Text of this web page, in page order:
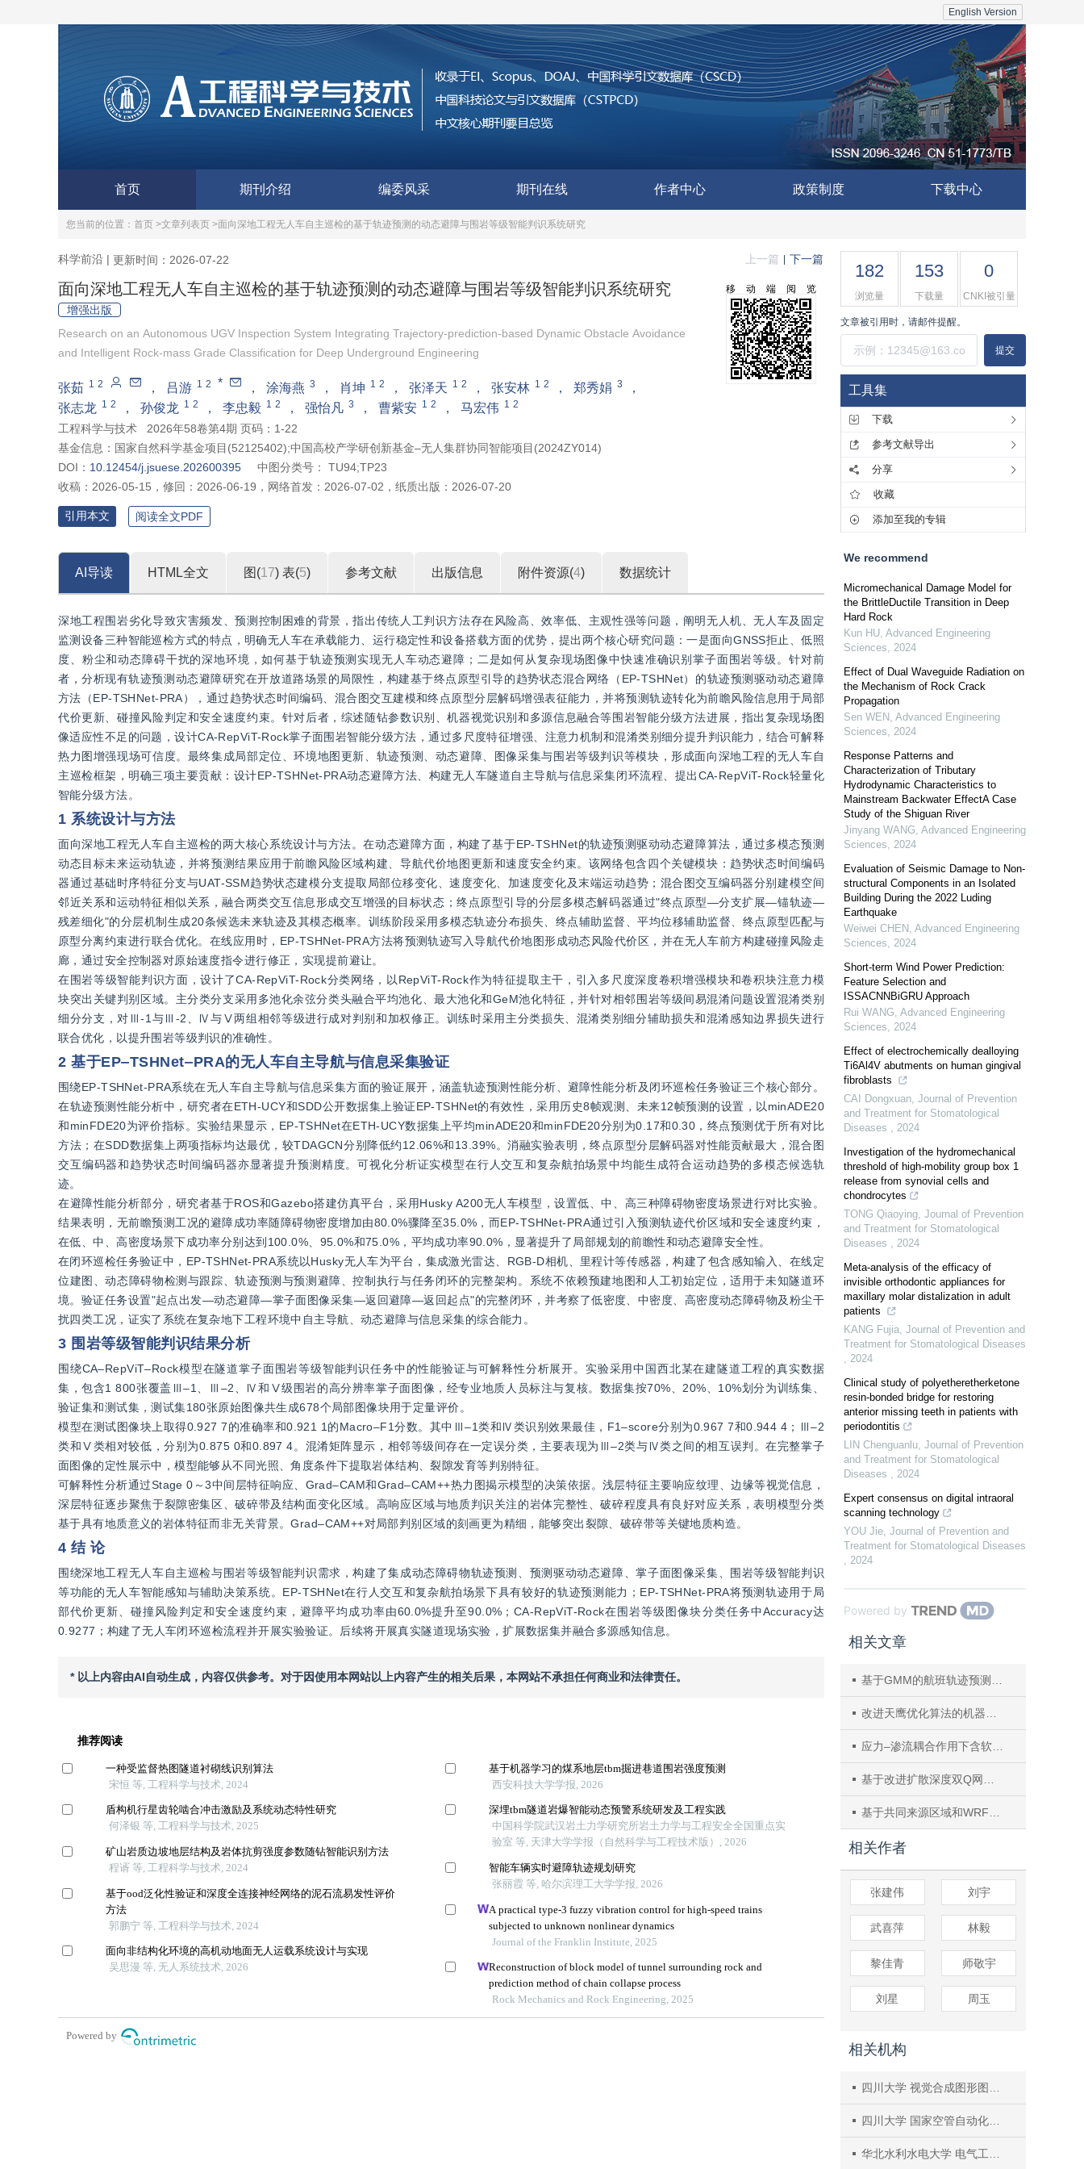
English Version
首页 期刊介绍 编委风采 期刊在线 作者中心 政策制度 下载中心
您当前的位置： 首页 >文章列表页 >面向深地工程无人车自主巡检的基于轨迹预测的动态避障与围岩等级智能判识系统研究
科学前沿 | 更新时间：2026-07-22 上一篇 下一篇
面向深地工程无人车自主巡检的基于轨迹预测的动态避障与围岩等级智能判识系统研究
增强出版
Research on an Autonomous UGV Inspection System Integrating Trajectory-prediction-based Dynamic Obstacle Avoidance
and Intelligent Rock-mass Grade Classification for Deep Underground Engineering
张茹 1 2 ， 吕游 1 2 * ， 涂海燕 3 ， 肖坤 1 2 ， 张泽天 1 2 ， 张安林 1 2 ， 郑秀娟 3
，
张志龙 1 2 ， 孙俊龙 1 2 ， 李忠毅 1 2 ， 强怡凡 3 ， 曹紫安 1 2 ， 马宏伟 1 2
工程科学与技术
2026年58卷第4期 页码：1-22
基金信息： 国家自然科学基金项目(52125402);中国高校产学研创新基金‒无人集群协同智能项目(2024ZY014)
DOI： 10.12454/j.jsuese.202600395 中图分类号：
TU94;TP23
收稿： 2026-05-15 ， 修回： 2026-06-19 ， 网络首发： 2026-07-02 ， 纸质出版： 2026-07-20
移动端阅览
引用本文 阅读全文PDF
AI导读 HTML全文 图(17) 表(5) 参考文献 出版信息 附件资源(4) 数据统计
深地工程围岩劣化导致灾害频发、预测控制困难的背景，指出传统人工判识方法存在风险高、效率低、主观性强等问题，阐明无人机、无人车及固定
监测设备三种智能巡检方式的特点，明确无人车在承载能力、运行稳定性和设备搭载方面的优势，提出两个核心研究问题：一是面向GNSS拒止、低照
度、粉尘和动态障碍干扰的深地环境，如何基于轨迹预测实现无人车动态避障；二是如何从复杂现场图像中快速准确识别掌子面围岩等级。针对前
者，分析现有轨迹预测动态避障研究在开放道路场景的局限性，构建基于终点原型引导的趋势状态混合网络（EP-TSHNet）的轨迹预测驱动动态避障
方法（EP-TSHNet-PRA），通过趋势状态时间编码、混合图交互建模和终点原型分层解码增强表征能力，并将预测轨迹转化为前瞻风险信息用于局部
代价更新、碰撞风险判定和安全速度约束。针对后者，综述随钻参数识别、机器视觉识别和多源信息融合等围岩智能分级方法进展，指出复杂现场图
像适应性不足的问题，设计CA-RepViT-Rock掌子面围岩智能分级方法，通过多尺度特征增强、注意力机制和混淆类别细分提升判识能力，结合可解释
热力图增强现场可信度。最终集成局部定位、环境地图更新、轨迹预测、动态避障、图像采集与围岩等级判识等模块，形成面向深地工程的无人车自
主巡检框架，明确三项主要贡献：设计EP-TSHNet-PRA动态避障方法、构建无人车隧道自主导航与信息采集闭环流程、提出CA-RepViT-Rock轻量化
智能分级方法。
1 系统设计与方法
面向深地工程无人车自主巡检的两大核心系统设计与方法。在动态避障方面，构建了基于EP-TSHNet的轨迹预测驱动动态避障算法，通过多模态预测
动态目标未来运动轨迹，并将预测结果应用于前瞻风险区域构建、导航代价地图更新和速度安全约束。该网络包含四个关键模块：趋势状态时间编码
器通过基础时序特征分支与UAT-SSM趋势状态建模分支提取局部位移变化、速度变化、加速度变化及末端运动趋势；混合图交互编码器分别建模空间
邻近关系和运动特征相似关系，融合两类交互信息形成交互增强的目标状态；终点原型引导的分层多模态解码器通过"终点原型—分支扩展—锚轨迹—
残差细化"的分层机制生成20条候选未来轨迹及其模态概率。训练阶段采用多模态轨迹分布损失、终点辅助监督、平均位移辅助监督、终点原型匹配与
原型分离约束进行联合优化。在线应用时，EP-TSHNet-PRA方法将预测轨迹写入导航代价地图形成动态风险代价区，并在无人车前方构建碰撞风险走
廊，通过安全控制器对原始速度指令进行修正，实现提前避让。
在围岩等级智能判识方面，设计了CA-RepViT-Rock分类网络，以RepViT-Rock作为特征提取主干，引入多尺度深度卷积增强模块和卷积块注意力模
块突出关键判别区域。主分类分支采用多池化余弦分类头融合平均池化、最大池化和GeM池化特征，并针对相邻围岩等级间易混淆问题设置混淆类别
细分分支，对Ⅲ-1与Ⅲ-2、Ⅳ与Ⅴ两组相邻等级进行成对判别和加权修正。训练时采用主分类损失、混淆类别细分辅助损失和混淆感知边界损失进行
联合优化，以提升围岩等级判识的准确性。
2 基于EP‒TSHNet‒PRA的无人车自主导航与信息采集验证
围绕EP-TSHNet-PRA系统在无人车自主导航与信息采集方面的验证展开，涵盖轨迹预测性能分析、避障性能分析及闭环巡检任务验证三个核心部分。
在轨迹预测性能分析中，研究者在ETH-UCY和SDD公开数据集上验证EP-TSHNet的有效性，采用历史8帧观测、未来12帧预测的设置，以minADE20
和minFDE20为评价指标。实验结果显示，EP-TSHNet在ETH-UCY数据集上平均minADE20和minFDE20分别为0.17和0.30，终点预测优于所有对比
方法；在SDD数据集上两项指标均达最优，较TDAGCN分别降低约12.06%和13.39%。消融实验表明，终点原型分层解码器对性能贡献最大，混合图
交互编码器和趋势状态时间编码器亦显著提升预测精度。可视化分析证实模型在行人交互和复杂航拍场景中均能生成符合运动趋势的多模态候选轨
迹。
在避障性能分析部分，研究者基于ROS和Gazebo搭建仿真平台，采用Husky A200无人车模型，设置低、中、高三种障碍物密度场景进行对比实验。
结果表明，无前瞻预测工况的避障成功率随障碍物密度增加由80.0%骤降至35.0%，而EP-TSHNet-PRA通过引入预测轨迹代价区域和安全速度约束，
在低、中、高密度场景下成功率分别达到100.0%、95.0%和75.0%，平均成功率90.0%，显著提升了局部规划的前瞻性和动态避障安全性。
在闭环巡检任务验证中，EP-TSHNet-PRA系统以Husky无人车为平台，集成激光雷达、RGB-D相机、里程计等传感器，构建了包含感知输入、在线定
位建图、动态障碍物检测与跟踪、轨迹预测与预测避障、控制执行与任务闭环的完整架构。系统不依赖预建地图和人工初始定位，适用于未知隧道环
境。验证任务设置"起点出发—动态避障—掌子面图像采集—返回避障—返回起点"的完整闭环，并考察了低密度、中密度、高密度动态障碍物及粉尘干
扰四类工况，证实了系统在复杂地下工程环境中自主导航、动态避障与信息采集的综合能力。
3 围岩等级智能判识结果分析
围绕CA‒RepViT‒Rock模型在隧道掌子面围岩等级智能判识任务中的性能验证与可解释性分析展开。实验采用中国西北某在建隧道工程的真实数据
集，包含1 800张覆盖Ⅲ‒1、Ⅲ‒2、Ⅳ和Ⅴ级围岩的高分辨率掌子面图像，经专业地质人员标注与复核。数据集按70%、20%、10%划分为训练集、
验证集和测试集，测试集180张原始图像共生成678个局部图像块用于定量评价。
模型在测试图像块上取得0.927 7的准确率和0.921 1的Macro‒F1分数。其中Ⅲ‒1类和Ⅳ类识别效果最佳，F1‒score分别为0.967 7和0.944 4；Ⅲ‒2
类和Ⅴ类相对较低，分别为0.875 0和0.897 4。混淆矩阵显示，相邻等级间存在一定误分类，主要表现为Ⅲ‒2类与Ⅳ类之间的相互误判。在完整掌子
面图像的定性展示中，模型能够从不同光照、角度条件下提取岩体结构、裂隙发育等判别特征。
可解释性分析通过Stage 0～3中间层特征响应、Grad‒CAM和Grad‒CAM++热力图揭示模型的决策依据。浅层特征主要响应纹理、边缘等视觉信息，
深层特征逐步聚焦于裂隙密集区、破碎带及结构面变化区域。高响应区域与地质判识关注的岩体完整性、破碎程度具有良好对应关系，表明模型分类
基于具有地质意义的岩体特征而非无关背景。Grad‒CAM++对局部判别区域的刻画更为精细，能够突出裂隙、破碎带等关键地质构造。
4 结 论
围绕深地工程无人车自主巡检与围岩等级智能判识需求，构建了集成动态障碍物轨迹预测、预测驱动动态避障、掌子面图像采集、围岩等级智能判识
等功能的无人车智能感知与辅助决策系统。EP-TSHNet在行人交互和复杂航拍场景下具有较好的轨迹预测能力；EP-TSHNet-PRA将预测轨迹用于局
部代价更新、碰撞风险判定和安全速度约束，避障平均成功率由60.0%提升至90.0%；CA-RepViT-Rock在围岩等级图像块分类任务中Accuracy达
0.9277；构建了无人车闭环巡检流程并开展实验验证。后续将开展真实隧道现场实验，扩展数据集并融合多源感知信息。
* 以上内容由AI自动生成，内容仅供参考。对于因使用本网站以上内容产生的相关后果，本网站不承担任何商业和法律责任。
182
浏览量
153
下载量
0
CNKI被引量
文章被引用时，请邮件提醒。
提交
工具集
下载
参考文献导出
分享
收藏
添加至我的专辑
We recommend
Micromechanical Damage Model for
the BrittleDuctile Transition in Deep
Hard Rock
Kun HU, Advanced Engineering
Sciences, 2024
Effect of Dual Waveguide Radiation on
the Mechanism of Rock Crack
Propagation
Sen WEN , Advanced Engineering
Sciences, 2024
Response Patterns and
Characterization of Tributary
Hydrodynamic Characteristics to
Mainstream Backwater EffectA Case
Study of the Shiguan River
Jinyang WANG, Advanced Engineering
Sciences, 2024
Evaluation of Seismic Damage to Non-
structural Components in an Isolated
Building During the 2022 Luding
Earthquake
Weiwei CHEN , Advanced Engineering
Sciences, 2024
Short-term Wind Power Prediction:
Feature Selection and
ISSACNNBiGRU Approach
Rui WANG, Advanced Engineering
Sciences, 2024
Effect of electrochemically dealloying
Ti6Al4V abutments on human gingival
fibroblasts
CAI Dongxuan, Journal of Prevention
and Treatment for Stomatological
Diseases , 2024
Investigation of the hydromechanical
threshold of high-mobility group box 1
release from synovial cells and
chondrocytes
TONG Qiaoying, Journal of Prevention
and Treatment for Stomatological
Diseases , 2024
Meta-analysis of the efficacy of
invisible orthodontic appliances for
maxillary molar distalization in adult
patients
KANG Fujia, Journal of Prevention and
Treatment for Stomatological Diseases
, 2024
Clinical study of polyetheretherketone
resin-bonded bridge for restoring
anterior missing teeth in patients with
periodontitis
LIN Chenguanlu, Journal of Prevention
and Treatment for Stomatological
Diseases , 2024
Expert consensus on digital intraoral
scanning technology
YOU Jie, Journal of Prevention and
Treatment for Stomatological Diseases
, 2024
Powered by
相关文章
基于GMM的航班轨迹预测算法研究
改进天鹰优化算法的机器人路径规划
应力‒渗流耦合作用下含软弱夹层砂岩渗透特性与力学行为研究
基于改进扩散深度双Q网络的复杂电力网络关键节点辨识
基于共同来源区域和WRF‒CMAQ/ISAM模型的长三角O3污染精细化管控策略
相关作者
张建伟 刘宇
武喜萍 林毅
黎佳青 师敬宇
刘星 周玉
相关机构
四川大学 视觉合成图形图像技术国防重点学科实验室
四川大学 国家空管自动化系统技术重点实验室
华北水利水电大学 电气工程学院